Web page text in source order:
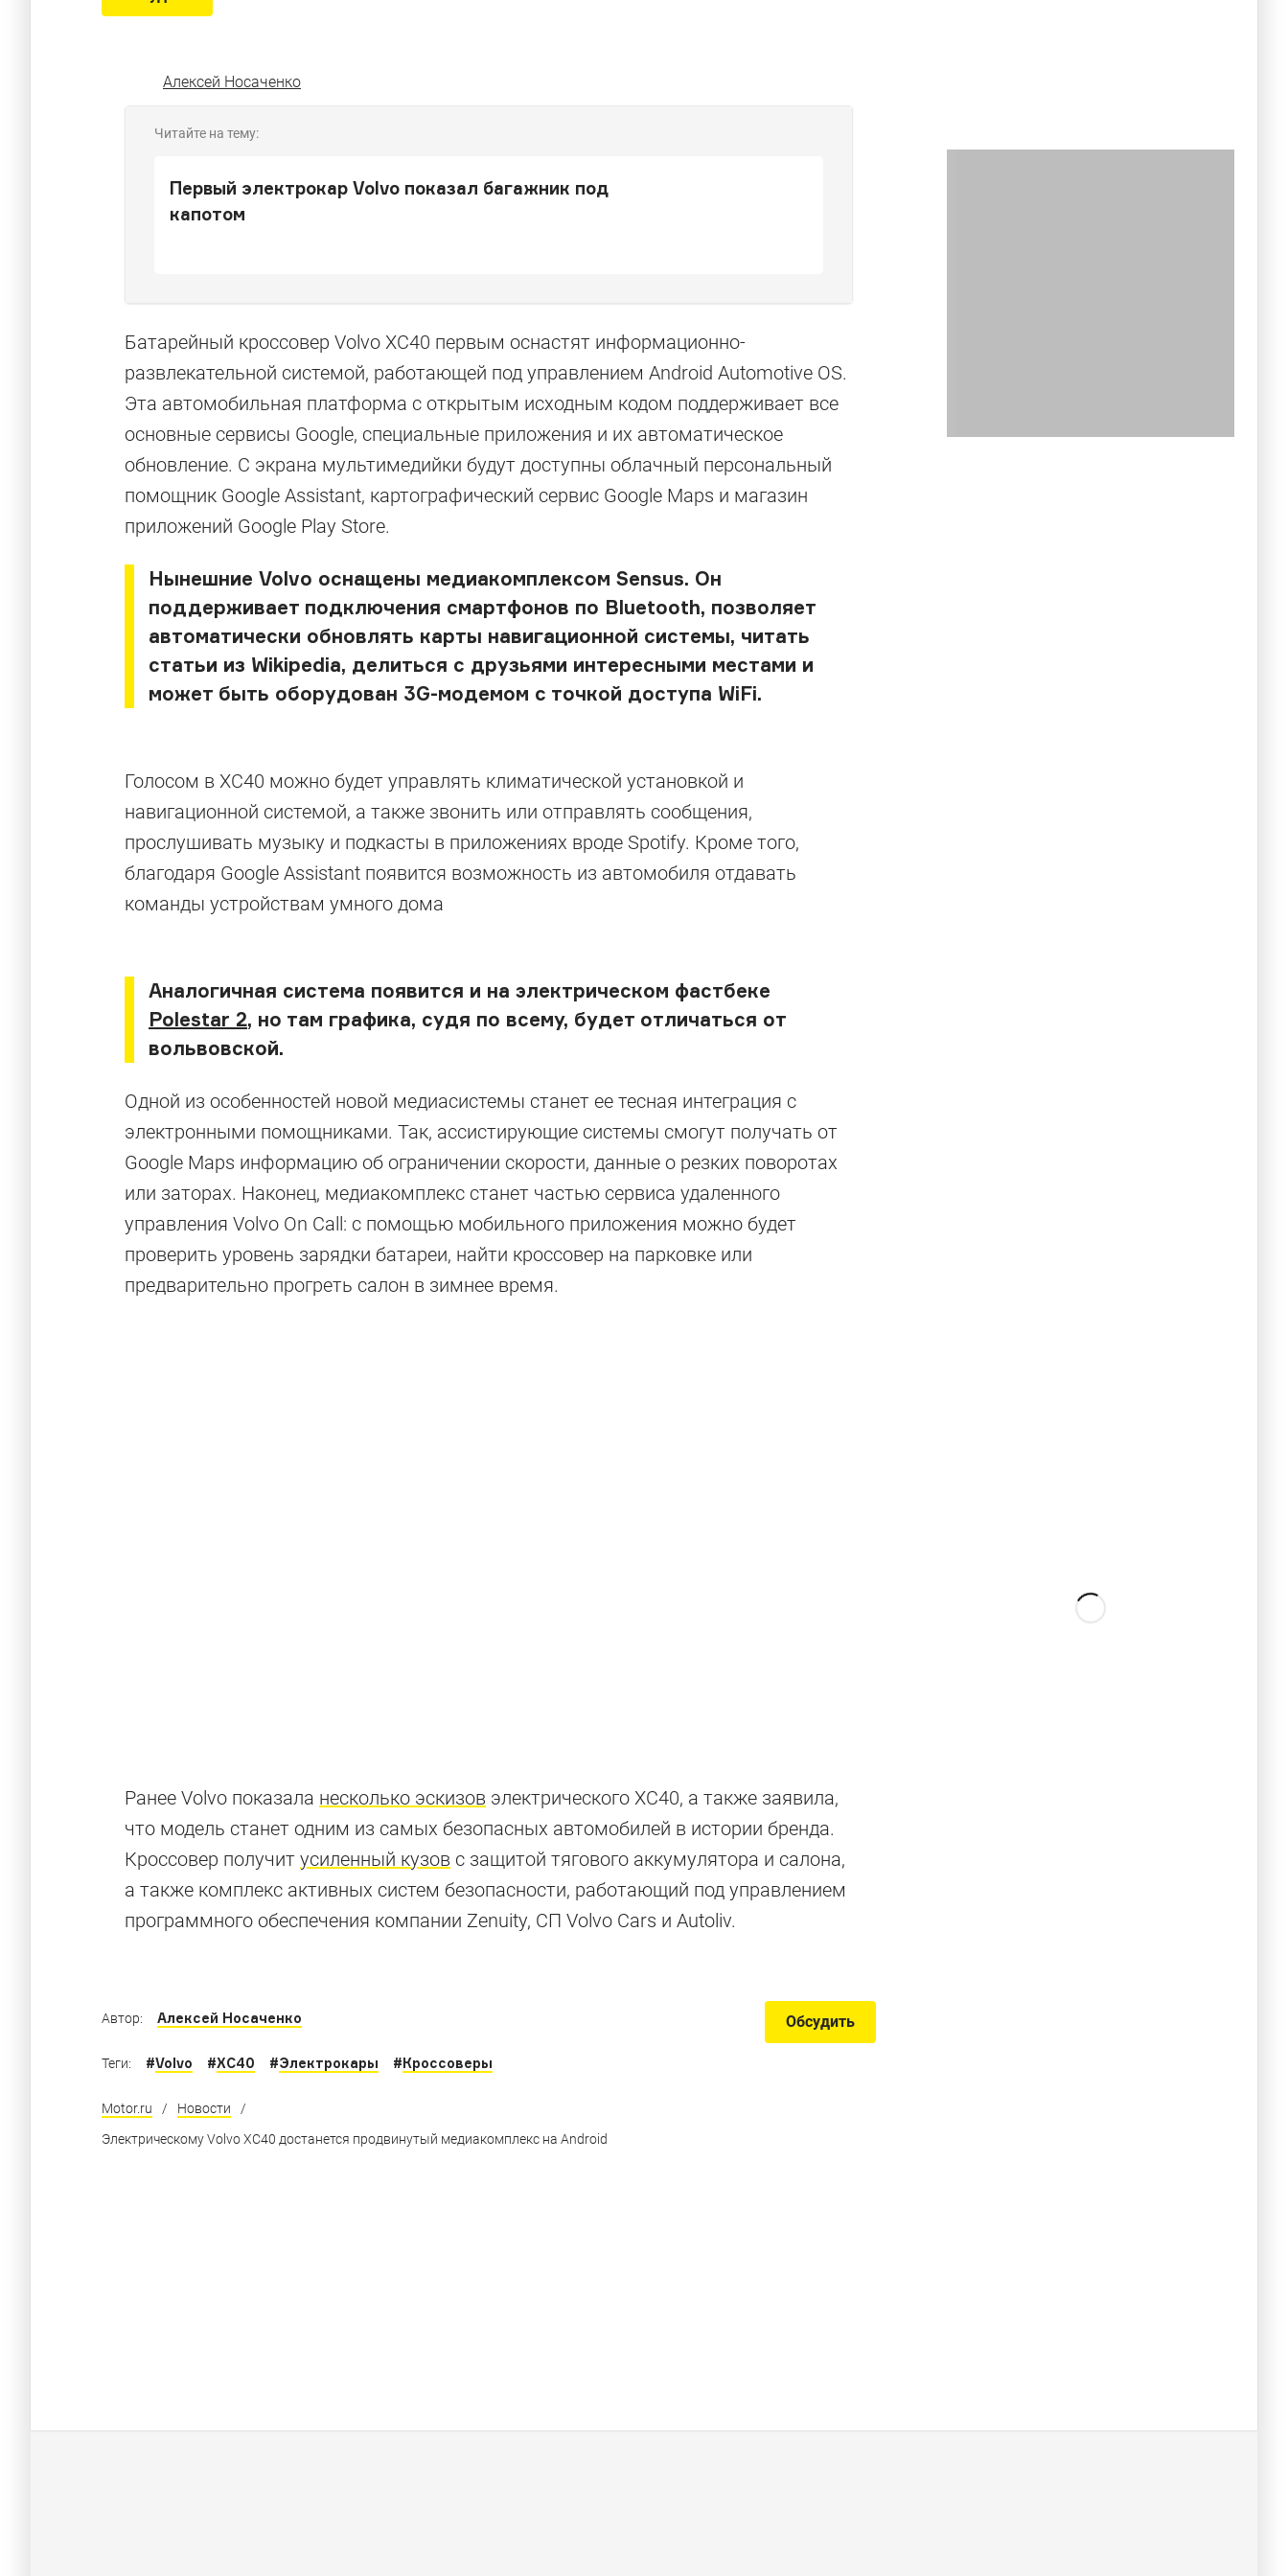
Алексей Носаченко
Читайте на тему:
Первый электрокар Volvo показал багажник под
капотом
Батарейный кроссовер Volvo XC40 первым оснастят информационно-
развлекательной системой, работающей под управлением Android Automotive OS.
Эта автомобильная платформа с открытым исходным кодом поддерживает все
основные сервисы Google, специальные приложения и их автоматическое
обновление. С экрана мультимедийки будут доступны облачный персональный
помощник Google Assistant, картографический сервис Google Maps и магазин
приложений Google Play Store.
Нынешние Volvo оснащены медиакомплексом Sensus. Он
поддерживает подключения смартфонов по Bluetooth, позволяет
автоматически обновлять карты навигационной системы, читать
статьи из Wikipedia, делиться с друзьями интересными местами и
может быть оборудован 3G-модемом с точкой доступа WiFi.
Голосом в XC40 можно будет управлять климатической установкой и
навигационной системой, а также звонить или отправлять сообщения,
прослушивать музыку и подкасты в приложениях вроде Spotify. Кроме того,
благодаря Google Assistant появится возможность из автомобиля отдавать
команды устройствам умного дома
Аналогичная система появится и на электрическом фастбеке
Polestar 2, но там графика, судя по всему, будет отличаться от
вольвовской.
Одной из особенностей новой медиасистемы станет ее тесная интеграция с
электронными помощниками. Так, ассистирующие системы смогут получать от
Google Maps информацию об ограничении скорости, данные о резких поворотах
или заторах. Наконец, медиакомплекс станет частью сервиса удаленного
управления Volvo On Call: с помощью мобильного приложения можно будет
проверить уровень зарядки батареи, найти кроссовер на парковке или
предварительно прогреть салон в зимнее время.
Ранее Volvo показала несколько эскизов электрического XC40, а также заявила,
что модель станет одним из самых безопасных автомобилей в истории бренда.
Кроссовер получит усиленный кузов с защитой тягового аккумулятора и салона,
а также комплекс активных систем безопасности, работающий под управлением
программного обеспечения компании Zenuity, СП Volvo Cars и Autoliv.
Лучшие «мультимедийки»
Корейские и немецкие модели заняли практически всю рейтинговую таблицу J.D. Power
Обсудить
Автор: Алексей Носаченко
Теги: #Volvo #XC40 #Электрокары #Кроссоверы
Motor.ru / Новости
/
Электрическому Volvo XC40 достанется продвинутый медиакомплекс на Android